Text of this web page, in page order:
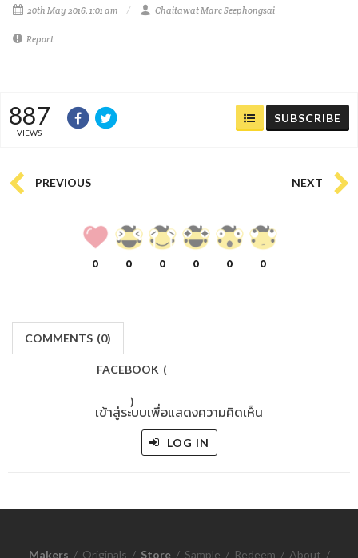
20th May 2016, 1:01 am Chaitawat Marc Seephongsai
Report
887
VIEWS
SUBSCRIBE
PREVIOUS NEXT
0 0 0 0 0 0
COMMENTS (0)
FACEBOOK (
)
เข้าสู่ระบบเพื่อแสดงความคิดเห็น
LOG IN
Makers / Originals / Store / Sample / Redeem / About /